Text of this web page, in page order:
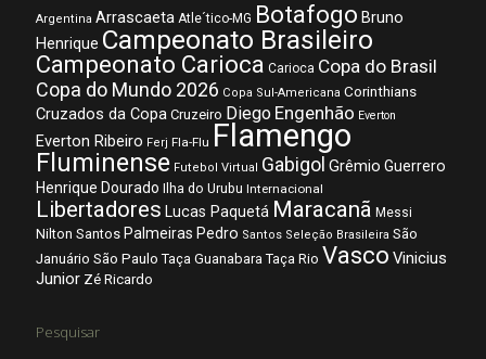
Argentina Arrascaeta Atle´tico-MG Botafogo Bruno
Henrique Campeonato Brasileiro
Campeonato Carioca Carioca Copa do Brasil
Copa do Mundo 2026 Copa Sul-Americana Corinthians
Cruzados da Copa Cruzeiro Diego Engenhão Everton
Everton Ribeiro Ferj Fla-Flu Flamengo
Fluminense Futebol Virtual Gabigol Grêmio Guerrero
Henrique Dourado Ilha do Urubu Internacional
Libertadores Lucas Paquetá Maracanã Messi
Nilton Santos Palmeiras Pedro Santos Seleção Brasileira São
Januário São Paulo Taça Guanabara Taça Rio Vasco Vinicius
Junior Zé Ricardo
Pesquisar